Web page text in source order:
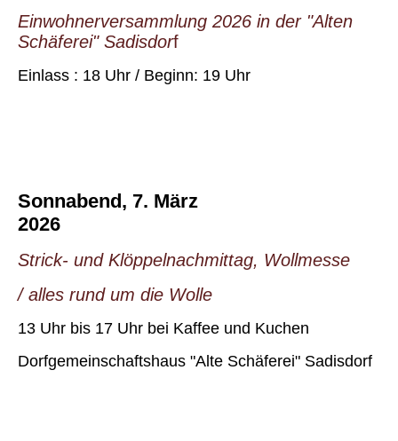
Einwohnerversammlung 2026 in der "Alten
Schäferei" Sadisdorf
Einlass : 18 Uhr / Beginn: 19 Uhr
Sonnabend, 7. März
2026
Strick- und Klöppelnachmittag, Wollmesse
/ alles rund um die Wolle
13 Uhr bis 17 Uhr bei Kaffee und Kuchen
Dorfgemeinschaftshaus "Alte Schäferei" Sadisdorf